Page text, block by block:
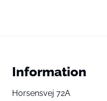
Information
Horsensvej 72A